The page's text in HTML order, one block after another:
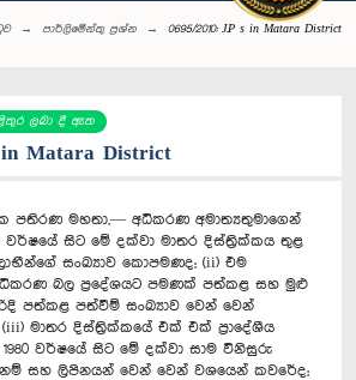
පාර්ලි‌මේන්තු‌ ප්‍රශ්න 0695/2010: J.P s in Matara District
ලබා දී ඇත
in Matara District
පතිරණ මහතා,— අධිකරණ අමාත්‍යතුමාගෙන්
වර්ෂයේ සිට මේ දක්වා මාතර දිස්ත්‍රික්කය තුළ
සංඛ්‍යාව කොපමණද; (ii) එම
බල ප්‍රදේශයට පමණක් පත්කළ සහ මුළු
පත්කළ පත්වීම් සංඛ්‍යාව වෙන් වෙන්
මාතර දිස්ත්‍රික්කයේ එක් එක් ප්‍රාදේශීය
වර්ෂයේ සිට මේ දක්වා සාම විනිසුරු
සහ ලිපිනයන් වෙන් වෙන් වශයෙන් කවරේද;